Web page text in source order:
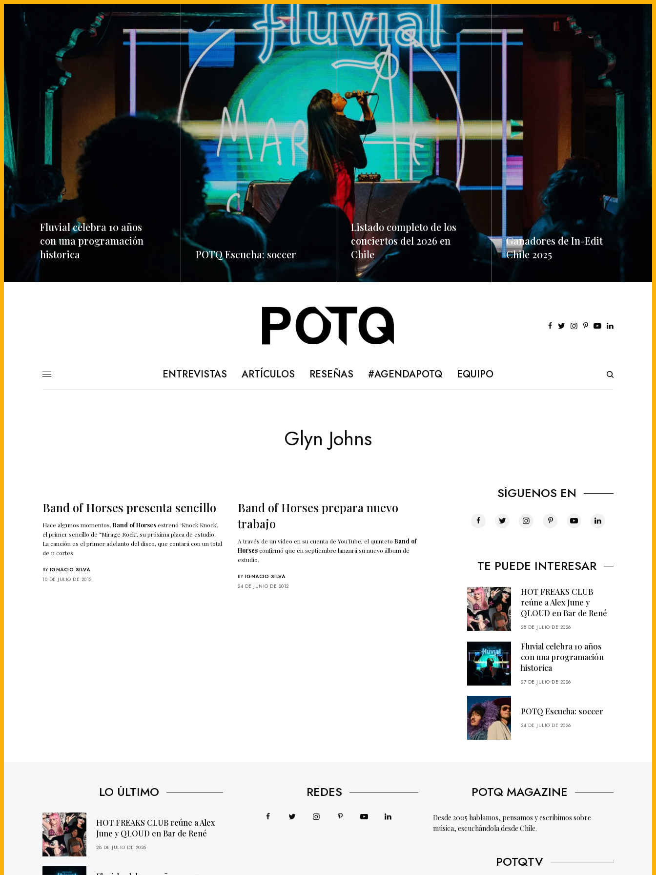
Fluvial celebra 10 años
con una programación
historica
POTQ Escucha: soccer
Listado completo de los
conciertos del 2026 en
Chile
READ MORE
Ganadores de In-Edit
Chile 2025
ENTREVISTAS ARTÍCULOS RESEÑAS #AGENDAPOTQ EQUIPO
Glyn Johns
Band of Horses presenta sencillo
Hace algunos momentos,Band of Horsesestrenó ‘Knock Knock’,
el primer sencillo de “Mirage Rock”, su próxima placa de estudio.
La canción es el primer adelanto del disco, que contará con un total
de 11 cortes
BY IGNACIO SILVA
10 DE JULIO DE 2012
Band of Horses prepara nuevo
trabajo
A través de un video en su cuenta de YouTube, el quintetoBand of
Horsesconfirmó que en septiembre lanzará su nuevo álbum de
estudio.
BY IGNACIO SILVA
24 DE JUNIO DE 2012
SÍGUENOS EN
TE PUEDE INTERESAR
HOT FREAKS CLUB
reúne a Alex June y
QLOUD en Bar de René
28 DE JULIO DE 2026
Fluvial celebra 10 años
con una programación
historica
27 DE JULIO DE 2026
POTQ Escucha: soccer
24 DE JULIO DE 2026
LO ÚLTIMO
HOT FREAKS CLUB reúne a Alex
June y QLOUD en Bar de René
28 DE JULIO DE 2026
REDES POTQ MAGAZINE
Desde 2005 hablamos, pensamos y escribimos sobre
música, escuchándola desde Chile.
POTQTV